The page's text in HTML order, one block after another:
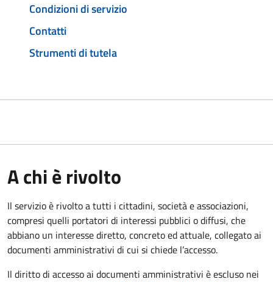
Condizioni di servizio
Contatti
Strumenti di tutela
A chi è rivolto
Il servizio è rivolto a tutti i cittadini, società e associazioni,
compresi quelli portatori di interessi pubblici o diffusi, che
abbiano un interesse diretto, concreto ed attuale, collegato ai
documenti amministrativi di cui si chiede l’accesso.
Il diritto di accesso ai documenti amministrativi è escluso nei